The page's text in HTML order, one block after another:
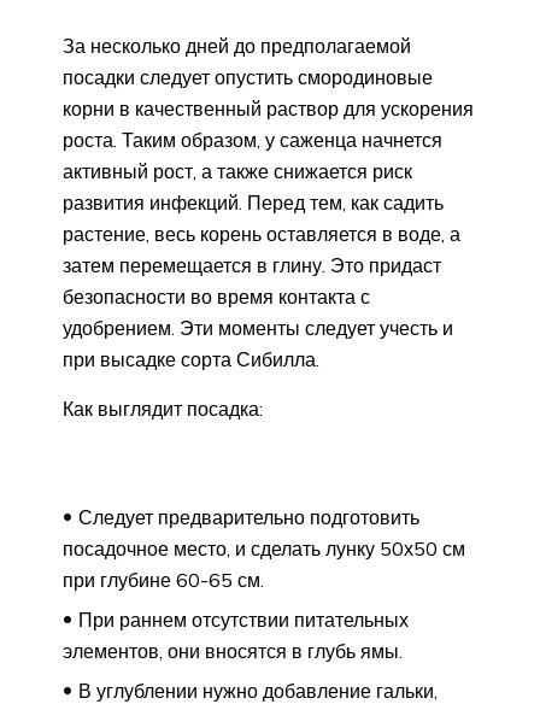
За несколько дней до предполагаемой
посадки следует опустить смородиновые
корни в качественный раствор для ускорения
роста. Таким образом, у саженца начнется
активный рост, а также снижается риск
развития инфекций. Перед тем, как садить
растение, весь корень оставляется в воде, а
затем перемещается в глину. Это придаст
безопасности во время контакта с
удобрением. Эти моменты следует учесть и
при высадке сорта Сибилла.
Как выглядит посадка:
Следует предварительно подготовить
посадочное место, и сделать лунку 50х50 см
при глубине 60-65 см.
При раннем отсутствии питательных
элементов, они вносятся в глубь ямы.
В углублении нужно добавление гальки,